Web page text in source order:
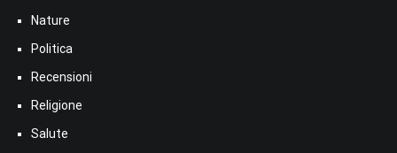
Nature
Politica
Recensioni
Religione
Salute